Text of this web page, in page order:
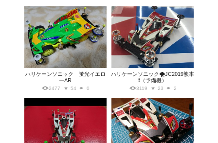
ハリケーンソニック 蛍光イエロ
ーAR
2477 54 0
ハリケーンソニック🌪JC2019熊本
❗️（予備機）
3119 23 2